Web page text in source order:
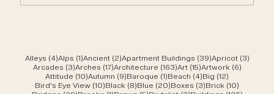
Alleys (4)4 Beiträge
Alps (1)1 Beitrag
Ancient (2)2 Beiträge
Apartment Buildings (39)39 Beiträge
Apricot (3)3
Arcades (3)3 Beiträge
Arches (17)17 Beiträge
Architecture (163)163 Beiträge
Art (15)15 Beiträge
Artwork (6)6
Attitude (10)10 Beiträge
Autumn (9)9 Beiträge
Baroque (1)1 Beitrag
Beach (4)4 Beiträge
Big (12)
Bird's Eye View (10)10 Beiträge
Black (8)8 Beiträge
Blue (20)20 Beiträge
Boxes (3)3 Beiträge
Brick (10)